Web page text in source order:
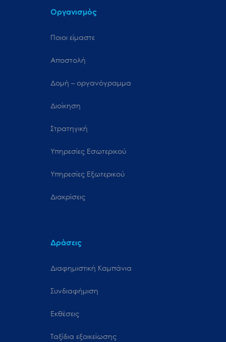
Οργανισμός
Ποιοι είμαστε
Αποστολή
Δομή – οργανόγραμμα
Διοίκηση
Στρατηγική
Υπηρεσίες Εσωτερικού
Υπηρεσίες Εξωτερικού
Διακρίσεις
Δράσεις
Διαφημιστική Καμπάνια
Συνδιαφήμιση
Εκθέσεις
Ταξίδια εξοικείωσης